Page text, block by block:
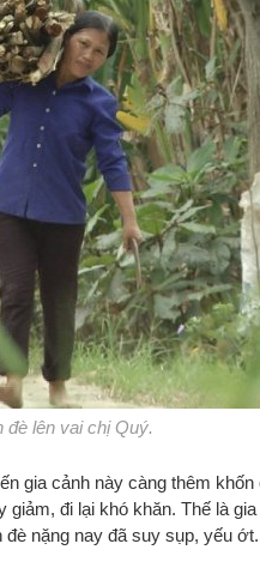
đè lên vai chị Quý.
gia cảnh này càng thêm
đi lại khó khăn. Thế là
nặng nay đã suy sụp, yếu ớt.